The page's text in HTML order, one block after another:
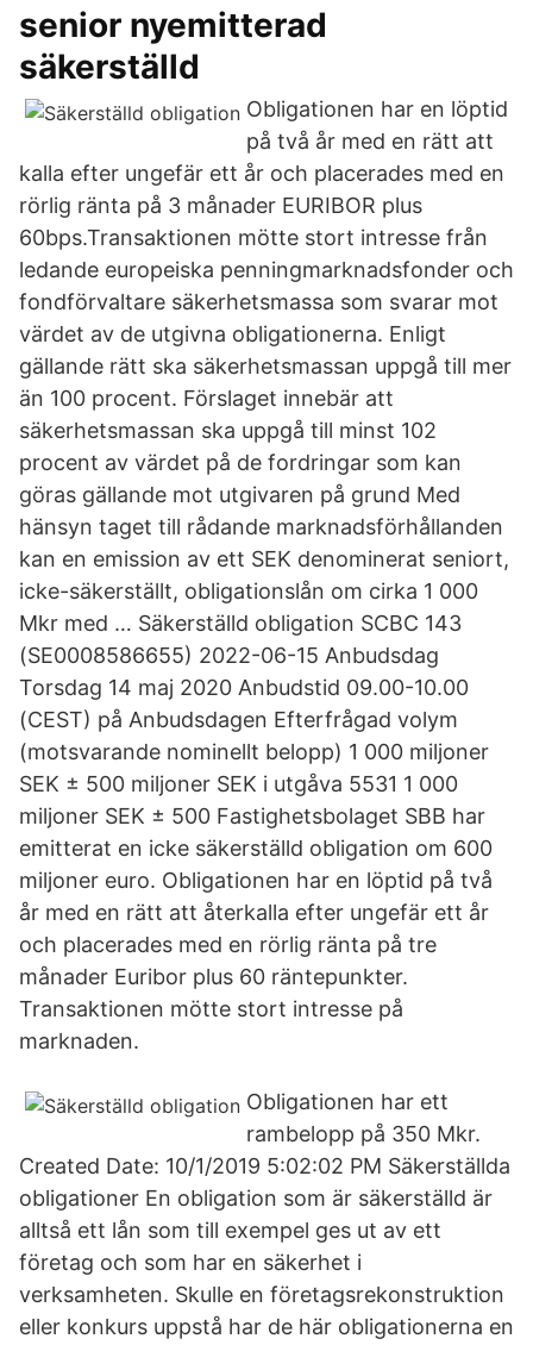
senior nyemitterad
säkerställd
Obligationen har en löptid
på två år med en rätt att
kalla efter ungefär ett år och placerades med en
rörlig ränta på 3 månader EURIBOR plus
60bps.Transaktionen mötte stort intresse från
ledande europeiska penningmarknadsfonder och
fondförvaltare säkerhetsmassa som svarar mot
värdet av de utgivna obligationerna. Enligt
gällande rätt ska säkerhetsmassan uppgå till mer
än 100 procent. Förslaget innebär att
säkerhetsmassan ska uppgå till minst 102
procent av värdet på de fordringar som kan
göras gällande mot utgivaren på grund Med
hänsyn taget till rådande marknadsförhållanden
kan en emission av ett SEK denominerat seniort,
icke-säkerställt, obligationslån om cirka 1 000
Mkr med … Säkerställd obligation SCBC 143
(SE0008586655) 2022-06-15 Anbudsdag
Torsdag 14 maj 2020 Anbudstid 09.00-10.00
(CEST) på Anbudsdagen Efterfrågad volym
(motsvarande nominellt belopp) 1 000 miljoner
SEK ± 500 miljoner SEK i utgåva 5531 1 000
miljoner SEK ± 500 Fastighetsbolaget SBB har
emitterat en icke säkerställd obligation om 600
miljoner euro. Obligationen har en löptid på två
år med en rätt att återkalla efter ungefär ett år
och placerades med en rörlig ränta på tre
månader Euribor plus 60 räntepunkter.
Transaktionen mötte stort intresse på
marknaden.
Obligationen har ett
rambelopp på 350 Mkr.
Created Date: 10/1/2019 5:02:02 PM Säkerställda
obligationer En obligation som är säkerställd är
alltså ett lån som till exempel ges ut av ett
företag och som har en säkerhet i
verksamheten. Skulle en företagsrekonstruktion
eller konkurs uppstå har de här obligationerna en